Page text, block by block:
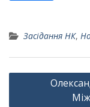
Засідання НК,
Навігація